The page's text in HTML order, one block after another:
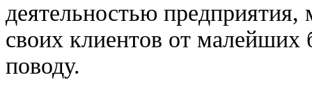
деятельностью
своих клиентов от малейших
поводу.